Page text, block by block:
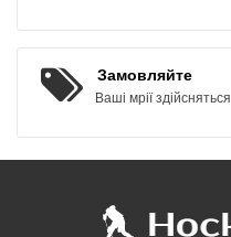
Замовляйте
Ваші мрії здійсняться